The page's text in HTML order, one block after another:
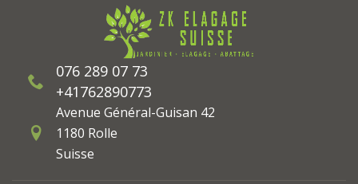
076 289 07 73
+41762890773
Avenue Général-Guisan 42
1180 Rolle
Suisse